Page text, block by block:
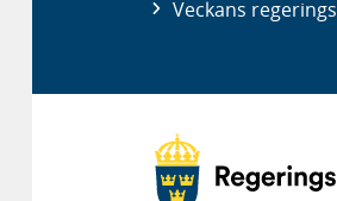
Veckans